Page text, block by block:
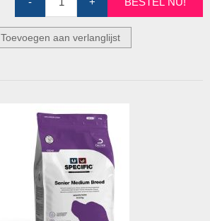
Toevoegen aan verlanglijst